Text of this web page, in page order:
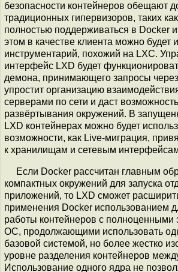
безопасности контейнеров обещают
традиционных гипервизоров, таких
полностью поддерживаться в Docker
этом в качестве клиента можно будет
инструментарий, похожий на LXC.
интерфейс LXD будет
демона, принимающего запросы
упростит организацию
серверами по сети и даст
развёртывания окружений. В
LXD контейнерах можно будет
возможности, как Live-миграция,
к хранилищам и сетевым
Если Docker рассчитан главным
компактных окружений для запуска
приложений, то LXD cможет
применения Docker использованием
работы контейнеров с полноценными
ОС, продолжающими использовать
базовой системой, но более жестко
уровне разделения контейнеров
Использование одного ядра не